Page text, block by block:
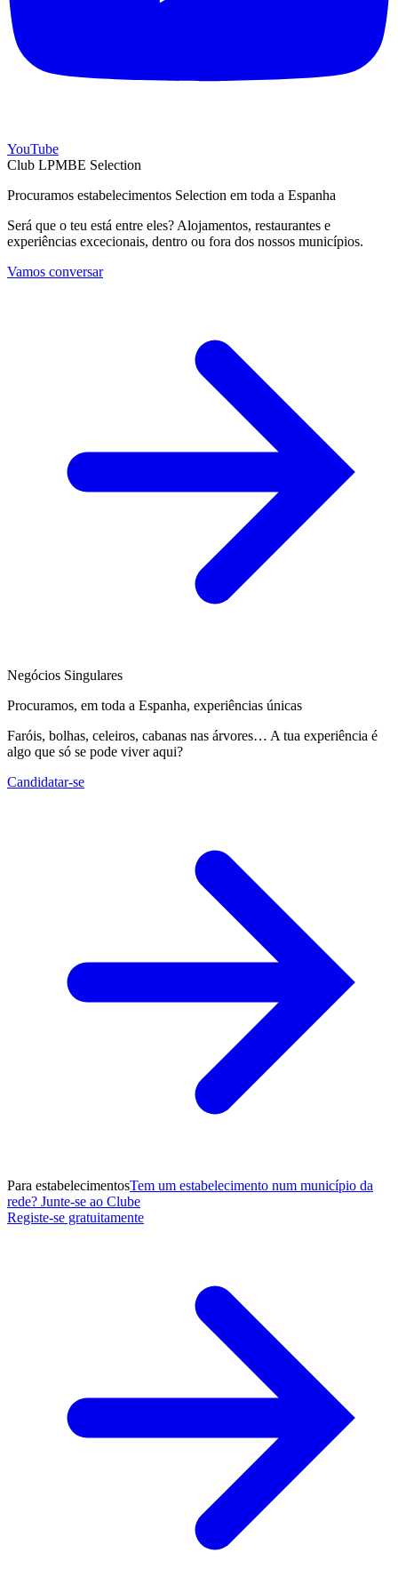
YouTube
Club LPMBE Selection
Procuramos estabelecimentos Selection em toda a Espanha
Será que o teu está entre eles? Alojamentos, restaurantes e
experiências excecionais, dentro ou fora dos nossos municípios.
Vamos conversar
Negócios Singulares
Procuramos, em toda a Espanha, experiências únicas
Faróis, bolhas, celeiros, cabanas nas árvores… A tua experiência é
algo que só se pode viver aqui?
Candidatar-se
Para estabelecimentosTem um estabelecimento num município da
rede? Junte-se ao Clube
Registe-se gratuitamente